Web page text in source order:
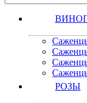
РОЗЫ